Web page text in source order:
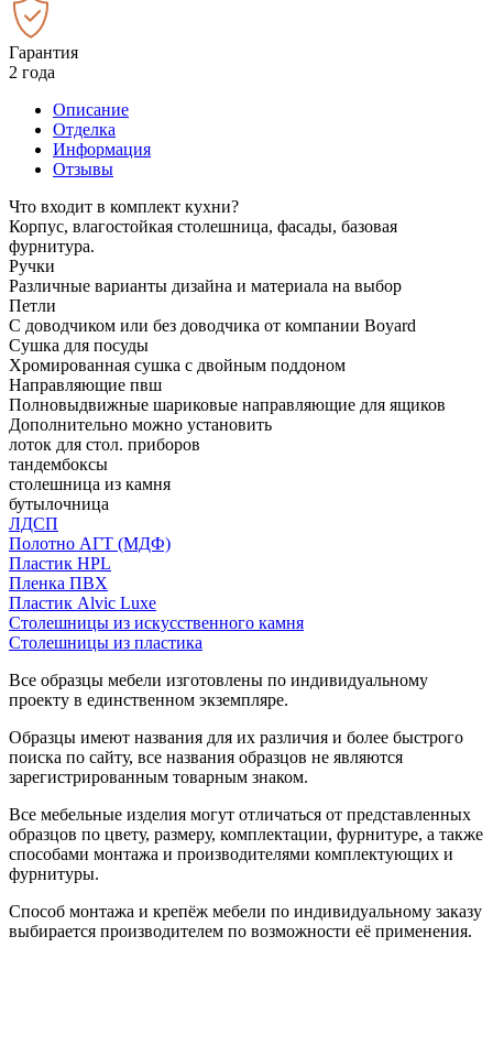
Гарантия
2 года
Описание
Отделка
Информация
Отзывы
Что входит в комплект кухни?
Корпус, влагостойкая столешница, фасады, базовая
фурнитура.
Ручки
Различные варианты дизайна и материала на выбор
Петли
С доводчиком или без доводчика от компании Boyard
Сушка для посуды
Хромированная сушка с двойным поддоном
Направляющие пвш
Полновыдвижные шариковые направляющие для ящиков
Дополнительно можно установить
лоток для стол. приборов
тандембоксы
столешница из камня
бутылочница
ЛДСП
Полотно АГТ (МДФ)
Пластик HPL
Пленка ПВХ
Пластик Alvic Luxe
Столешницы из искусственного камня
Столешницы из пластика
Все образцы мебели изготовлены по индивидуальному
проекту в единственном экземпляре.
Образцы имеют названия для их различия и более быстрого
поиска по сайту, все названия образцов не являются
зарегистрированным товарным знаком.
Все мебельные изделия могут отличаться от представленных
образцов по цвету, размеру, комплектации, фурнитуре, а также
способами монтажа и производителями комплектующих и
фурнитуры.
Способ монтажа и крепёж мебели по индивидуальному заказу
выбирается производителем по возможности её применения.